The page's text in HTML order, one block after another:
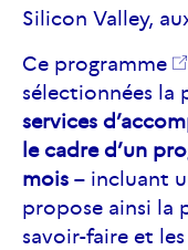
Silicon Valley,
Ce programme
sélectionnées la
services
le cadre d’un
mois – incluant
propose ainsi la
savoir-faire et